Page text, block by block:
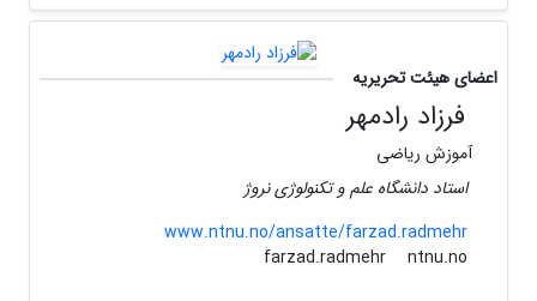
اعضای هیئت تحریریه
فرزاد رادمهر
آموزش ریاضی
استاد دانشگاه علم و تکنولوژی نروژ
www.ntnu.no/ansatte/farzad.radmehr
ntnu.no